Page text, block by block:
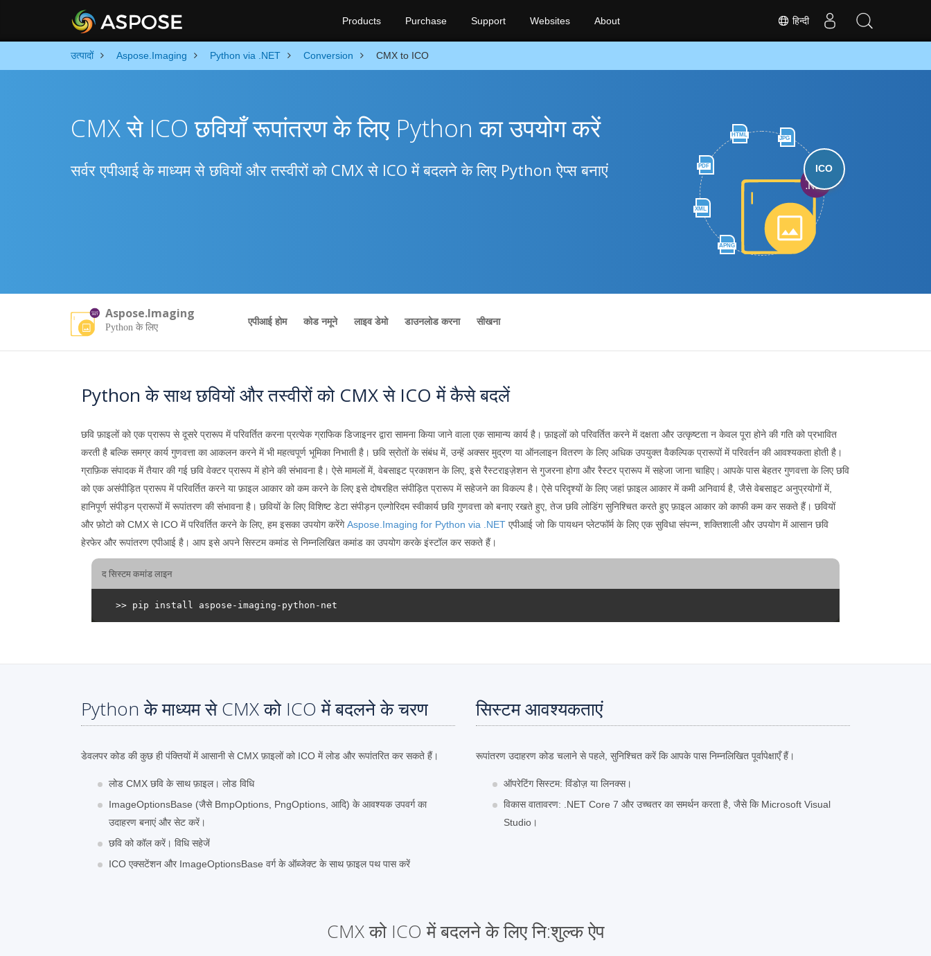
हिन्दी
Products Purchase Support Websites About
उत्पादों Aspose.Imaging Python via .NET Conversion CMX to ICO
HTML
JPG
PDF
XML
APNG
ICO
CMX से ICO छवियाँ रूपांतरण के लिए Python का उपयोग करें
सर्वर एपीआई के माध्यम से छवियों और तस्वीरों को CMX से ICO में बदलने के लिए Python ऐप्स बनाएं
Aspose.Imaging
Python के लिए
एपीआई होम कोड नमूने लाइव डेमो डाउनलोड करना सीखना
Python के साथ छवियों और तस्वीरों को CMX से ICO में कैसे बदलें
छवि फ़ाइलों को एक प्रारूप से दूसरे प्रारूप में परिवर्तित करना प्रत्येक ग्राफिक डिजाइनर द्वारा सामना किया जाने वाला एक सामान्य कार्य है। फ़ाइलों को परिवर्तित करने में दक्षता और उत्कृष्टता न केवल पूरा होने की गति को प्रभावित
करती है बल्कि समग्र कार्य गुणवत्ता का आकलन करने में भी महत्वपूर्ण भूमिका निभाती है। छवि स्रोतों के संबंध में, उन्हें अक्सर मुद्रण या ऑनलाइन वितरण के लिए अधिक उपयुक्त वैकल्पिक प्रारूपों में परिवर्तन की आवश्यकता होती है।
ग्राफ़िक संपादक में तैयार की गई छवि वेक्टर प्रारूप में होने की संभावना है। ऐसे मामलों में, वेबसाइट प्रकाशन के लिए, इसे रैस्टराइज़ेशन से गुजरना होगा और रैस्टर प्रारूप में सहेजा जाना चाहिए। आपके पास बेहतर गुणवत्ता के लिए छवि
को एक असंपीड़ित प्रारूप में परिवर्तित करने या फ़ाइल आकार को कम करने के लिए इसे दोषरहित संपीड़ित प्रारूप में सहेजने का विकल्प है। ऐसे परिदृश्यों के लिए जहां फ़ाइल आकार में कमी अनिवार्य है, जैसे वेबसाइट अनुप्रयोगों में,
हानिपूर्ण संपीड़न प्रारूपों में रूपांतरण की संभावना है। छवियों के लिए विशिष्ट डेटा संपीड़न एल्गोरिदम स्वीकार्य छवि गुणवत्ता को बनाए रखते हुए, तेज छवि लोडिंग सुनिश्चित करते हुए फ़ाइल आकार को काफी कम कर सकते हैं। छवियों
और फ़ोटो को CMX से ICO में परिवर्तित करने के लिए, हम इसका उपयोग करेंगेAspose.Imaging for Python via .NET एपीआई जो कि पायथन प्लेटफॉर्म के लिए एक सुविधा संपन्न, शक्तिशाली और उपयोग में आसान छवि
हेरफेर और रूपांतरण एपीआई है। आप इसे अपने सिस्टम कमांड से निम्नलिखित कमांड का उपयोग करके इंस्टॉल कर सकते हैं।
द सिस्टम कमांड लाइन
Python के माध्यम से CMX को ICO में बदलने के चरण
डेवलपर कोड की कुछ ही पंक्तियों में आसानी से CMX फ़ाइलों को ICO में लोड और रूपांतरित कर सकते हैं।
लोड CMX छवि के साथ फ़ाइल। लोड विधि
ImageOptionsBase (जैसे BmpOptions, PngOptions, आदि) के आवश्यक उपवर्ग का
उदाहरण बनाएं और सेट करें।
छवि को कॉल करें। विधि सहेजें
ICO एक्सटेंशन और ImageOptionsBase वर्ग के ऑब्जेक्ट के साथ फ़ाइल पथ पास करें
सिस्टम आवश्यकताएं
रूपांतरण उदाहरण कोड चलाने से पहले, सुनिश्चित करें कि आपके पास निम्नलिखित पूर्वापेक्षाएँ हैं।
ऑपरेटिंग सिस्टम: विंडोज़ या लिनक्स।
विकास वातावरण: .NET Core 7 और उच्चतर का समर्थन करता है, जैसे कि Microsoft Visual
Studio।
CMX को ICO में बदलने के लिए नि:शुल्‍क ऐप